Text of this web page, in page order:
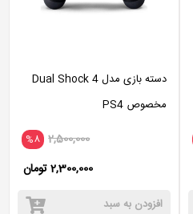
دسته بازی مدل Dual Shock 4
مخصوص PS4
%8 2,500,000
2,300,000 تومان
افزودن به سبد